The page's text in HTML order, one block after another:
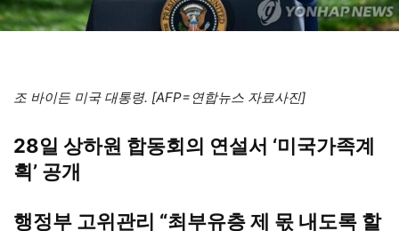
조 바이든 미국 대통령. [AFP=연합뉴스 자료사진]
28일 상하원 합동회의 연설서 ‘미국가족계
획’ 공개
행정부 고위관리 “최부유층 제 몫 내도록 할